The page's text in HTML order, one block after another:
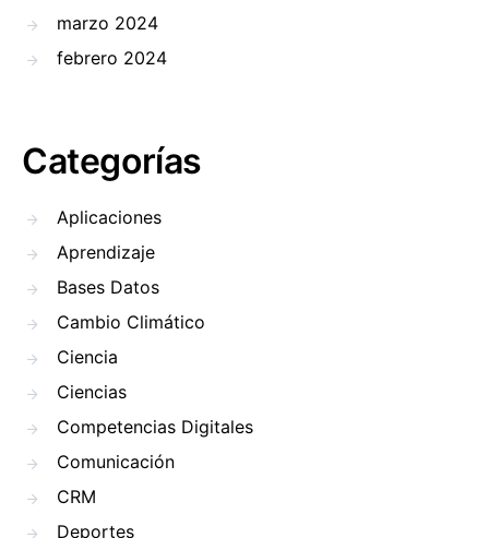
marzo 2024
febrero 2024
Categorías
Aplicaciones
Aprendizaje
Bases Datos
Cambio Climático
Ciencia
Ciencias
Competencias Digitales
Comunicación
CRM
Deportes